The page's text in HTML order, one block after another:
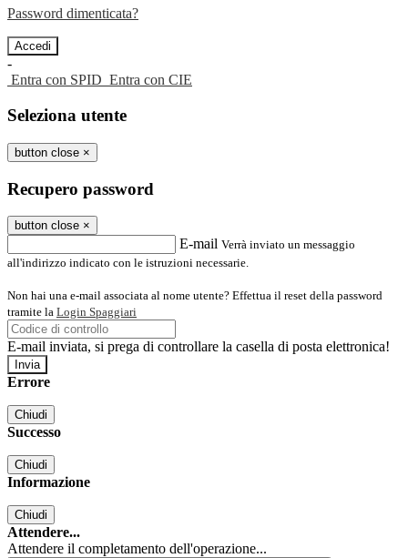
Password dimenticata?
-
Entra con SPID Entra con CIE
Seleziona utente
button close ×
Recupero password
button close ×
E-mail Verrà inviato un messaggio
all'indirizzo indicato con le istruzioni necessarie.
Non hai una e-mail associata al nome utente? Effettua il reset della password
tramite la Login Spaggiari
E-mail inviata, si prega di controllare la casella di posta elettronica!
Errore
Chiudi
Successo
Chiudi
Informazione
Chiudi
Attendere...
Attendere il completamento dell'operazione...